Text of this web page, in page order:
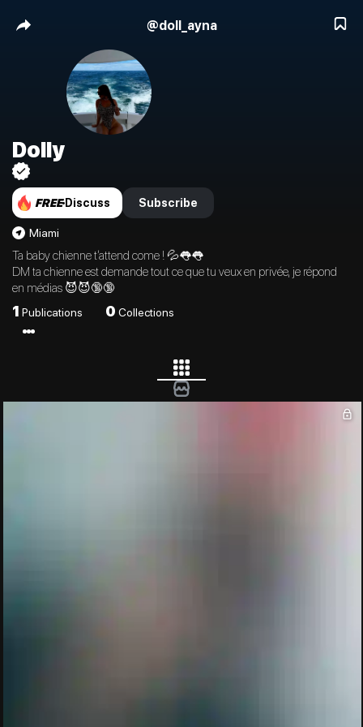
@doll_ayna
Dolly
FREEDiscuss Subscribe
Miami
Ta baby chienne t’attend come ! 💦👅👅
DM ta chienne est demande tout ce que tu veux en privée, je répond
en médias 😈😈🔞🔞
1 Publications 0 Collections